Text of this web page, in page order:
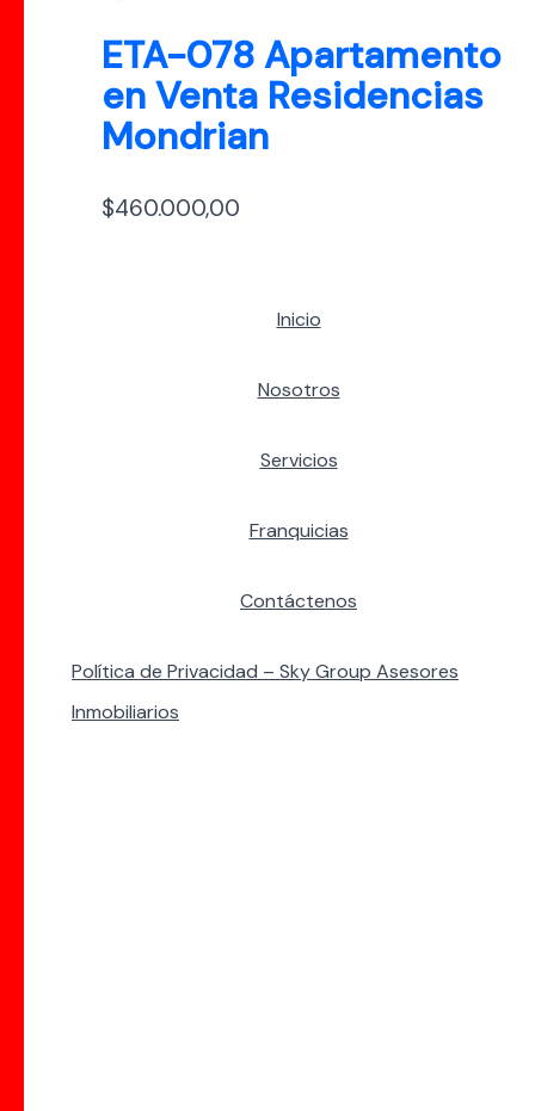
ETA-078 Apartamento
en Venta Residencias
Mondrian
$460.000,00
Inicio
Nosotros
Servicios
Franquicias
Contáctenos
Política de Privacidad – Sky Group Asesores
Inmobiliarios